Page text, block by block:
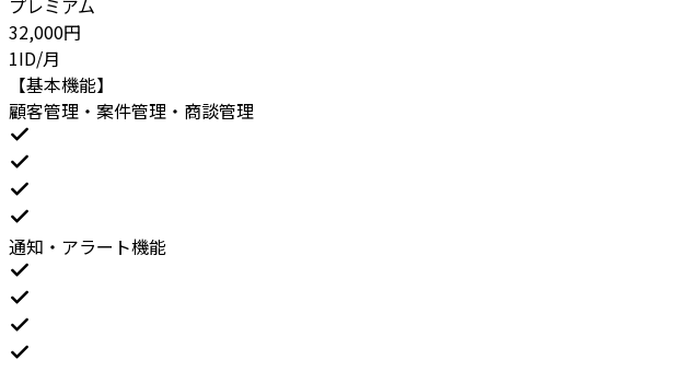
32,000円
1ID/月
【基本機能】
顧客管理・案件管理・商談管理
通知・アラート機能